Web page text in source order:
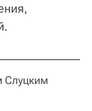
Слуцким